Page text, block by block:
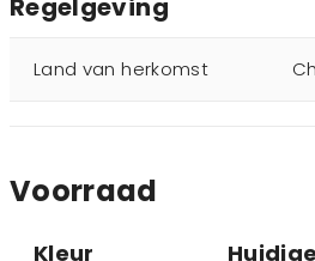
Regelgeving
Land van herkomst
Voorraad
Kleur